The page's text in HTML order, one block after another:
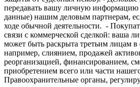
передавать вашу личную информацию
данные) нашим деловым партнерам,
ходе обычной деятельности. -
связи с коммерческой сделкой: ваша
может быть раскрыта третьим лицам в
например, слиянием, продажей
реорганизацией, финансированием,
приобретением всего или части
Правоохранительные органы,